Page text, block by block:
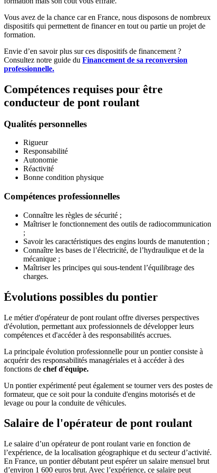
Vous avez de la chance car en France, nous disposons de nombreux
dispositifs qui permettent de financer en tout ou partie un projet de
formation.
Envie d’en savoir plus sur ces dispositifs de financement ?
Consultez notre guide du Financement de sa reconversion
professionnelle.
Compétences requises pour être
conducteur de pont roulant
Qualités personnelles
Rigueur
Responsabilité
Autonomie
Réactivité
Bonne condition physique
Compétences professionnelles
Connaître les règles de sécurité ;
Maîtriser le fonctionnement des outils de radiocommunication
;
Savoir les caractéristiques des engins lourds de manutention ;
Connaître les bases de l’électricité, de l’hydraulique et de la
mécanique ;
Maîtriser les principes qui sous-tendent l’équilibrage des
charges.
Évolutions possibles du pontier
Le métier d'opérateur de pont roulant offre diverses perspectives
d'évolution, permettant aux professionnels de développer leurs
compétences et d'accéder à des responsabilités accrues.
La principale évolution professionnelle pour un pontier consiste à
acquérir des responsabilités managériales et à accéder à des
fonctions de chef d'équipe.
Un pontier expérimenté peut également se tourner vers des postes de
formateur, que ce soit pour la conduite d'engins motorisés et de
levage ou pour la conduite de véhicules.
Salaire de l'opérateur de pont roulant
Le salaire d’un opérateur de pont roulant varie en fonction de
l’expérience, de la localisation géographique et du secteur d’activité.
En France, un pontier débutant peut espérer un salaire mensuel brut
d’environ 1 600 euros brut. Avec l’expérience, ce salaire peut